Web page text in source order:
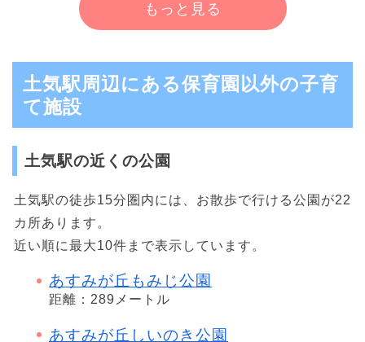
もっと見る
土気駅周辺にある保育園以外の子育
て施設
土気駅の近くの公園
土気駅の徒歩15分圏内には、お散歩で行ける公園が22
カ所あります。
近い順に最大10件まで表示しています。
あすみが丘もみじ公園
距離：289メートル
あすみが丘しいのき公園